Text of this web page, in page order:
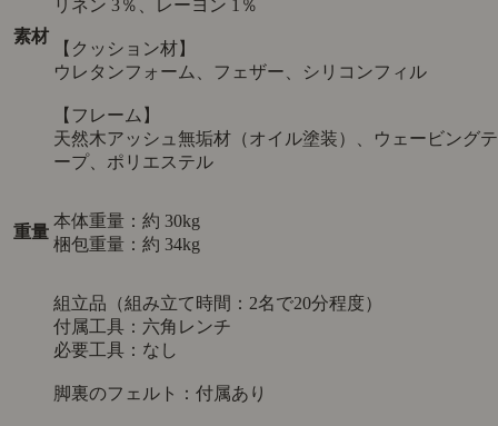
素材
リネン 3％、レーヨン 1％
【クッション材】
ウレタンフォーム、フェザー、シリコンフィル
【フレーム】
天然木アッシュ無垢材（オイル塗装）、ウェービングテ
ープ、ポリエステル
重量
本体重量：約 30kg
梱包重量：約 34kg
組立品（組み立て時間：2名で20分程度）
付属工具：六角レンチ
必要工具：なし
脚裏のフェルト：付属あり